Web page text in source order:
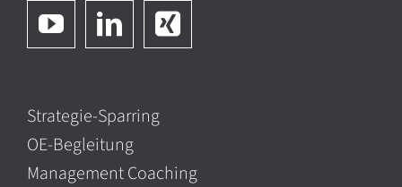
Strategie-Sparring
OE-Begleitung
Management Coaching